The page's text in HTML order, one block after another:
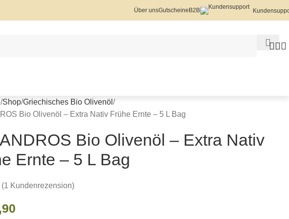
Über unsGutscheine B2B
Shop Griechisches Bio Olivenöl
Bio Olivenöl – Extra Nativ Frühe Ernte – 5 L Bag
Bio Olivenöl – Extra Nativ
Ernte – 5 L Bag
(1 Kundenrezension)